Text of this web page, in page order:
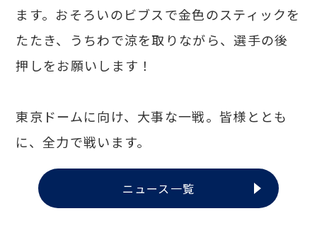
ます。おそろいのビブスで金色のスティックを
たたき、うちわで涼を取りながら、選手の後
押しをお願いします！
東京ドームに向け、大事な一戦。皆様ととも
に、全力で戦います。
ニュース一覧